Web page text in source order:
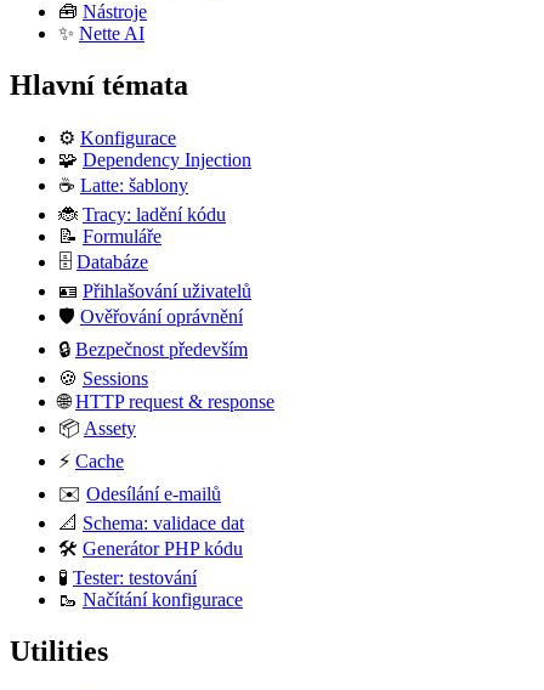
🧰 Nástroje
✨ Nette AI
Hlavní témata
⚙️ Konfigurace
🧩 Dependency Injection
☕ Latte: šablony
🐞 Tracy: ladění kódu
📝 Formuláře
🗄️ Databáze
🪪 Přihlašování uživatelů
🛡️ Ověřování oprávnění
🔒 Bezpečnost především
🍪 Sessions
🌐HTTP request & response
📦 Assety
⚡ Cache
✉️ Odesílání e-mailů
📐 Schema: validace dat
🛠️ Generátor PHP kódu
🧪 Tester: testování
🥾 Načítání konfigurace
Utilities